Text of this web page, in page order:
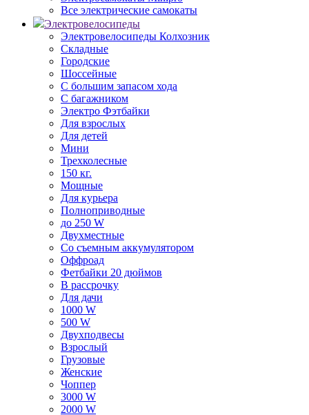
Все электрические самокаты
Электровелосипеды
Электровелосипеды Колхозник
Складные
Городские
Шоссейные
С большим запасом хода
С багажником
Электро Фэтбайки
Для взрослых
Для детей
Мини
Трехколесные
150 кг.
Мощные
Для курьера
Полноприводные
до 250 W
Двухместные
Со съемным аккумулятором
Оффроад
Фетбайки 20 дюймов
В рассрочку
Для дачи
1000 W
500 W
Двухподвесы
Взрослый
Грузовые
Женские
Чоппер
3000 W
2000 W